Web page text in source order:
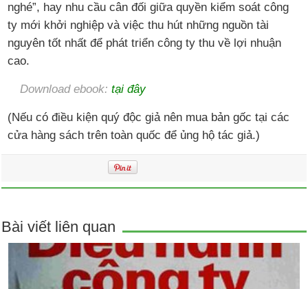
nghé”, hay nhu cầu cân đối giữa quyền kiểm soát công
ty mới khởi nghiệp và việc thu hút những nguồn tài
nguyên tốt nhất để phát triển công ty thu về lợi nhuận
cao.
Download ebook:tại đây
(Nếu có điều kiện quý độc giả nên mua bản gốc tại các
cửa hàng sách trên toàn quốc để ủng hộ tác giả.)
Bài viết liên quan